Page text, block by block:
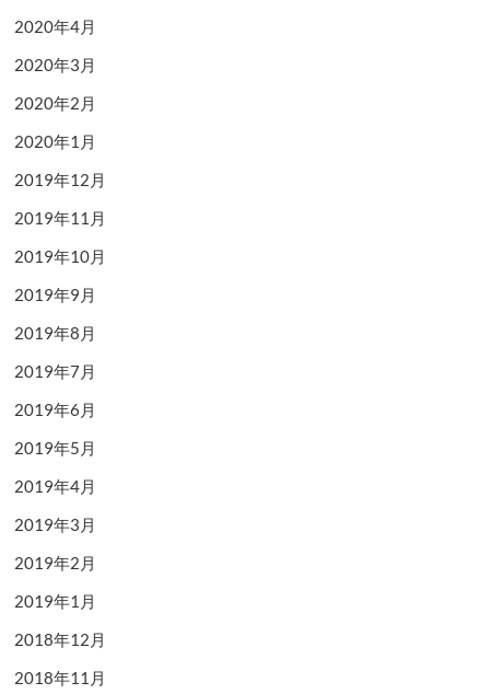
2020年4月
2020年3月
2020年2月
2020年1月
2019年12月
2019年11月
2019年10月
2019年9月
2019年8月
2019年7月
2019年6月
2019年5月
2019年4月
2019年3月
2019年2月
2019年1月
2018年12月
2018年11月